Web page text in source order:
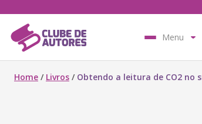
Menu
Home / Livros / Obtendo a leitura de CO2 no